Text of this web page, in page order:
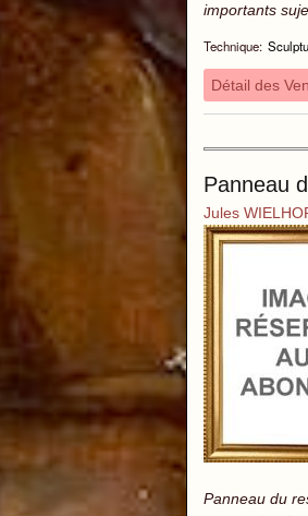
importants
Technique:
Détail des
Panneau
Jules
Panneau du